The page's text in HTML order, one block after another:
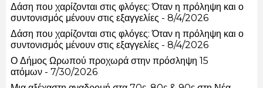
Δάση που χαρίζονται στις φλόγες: Όταν η πρόληψη και ο
συντονισμός μένουν στις εξαγγελίες - 8/4/2026
Δάση που χαρίζονται στις φλόγες: Όταν η πρόληψη και ο
συντονισμός μένουν στις εξαγγελίες - 8/4/2026
Ο Δήμος Ωρωπού προχωρά στην πρόσληψη 15
ατόμων - 7/30/2026